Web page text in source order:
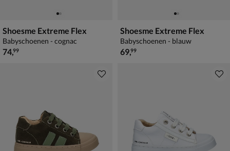
Shoesme Extreme Flex
Babyschoenen - cognac
€ 74,99
74,99
Shoesme Extreme Flex
Babyschoenen - blauw
€ 69,99
69,99